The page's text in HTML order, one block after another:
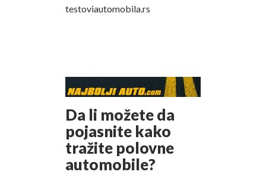
testoviautomobila.rs
Da li možete da
pojasnite kako
tražite polovne
automobile?